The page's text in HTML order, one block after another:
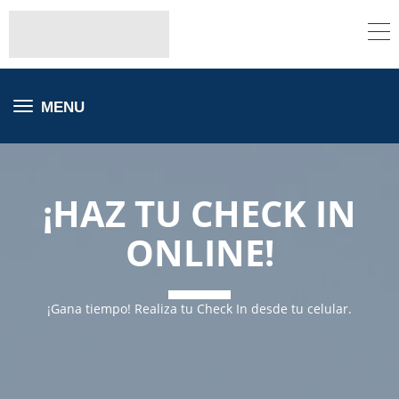
MENU
¡HAZ TU CHECK IN
ONLINE!
¡Gana tiempo! Realiza tu Check In desde tu celular.